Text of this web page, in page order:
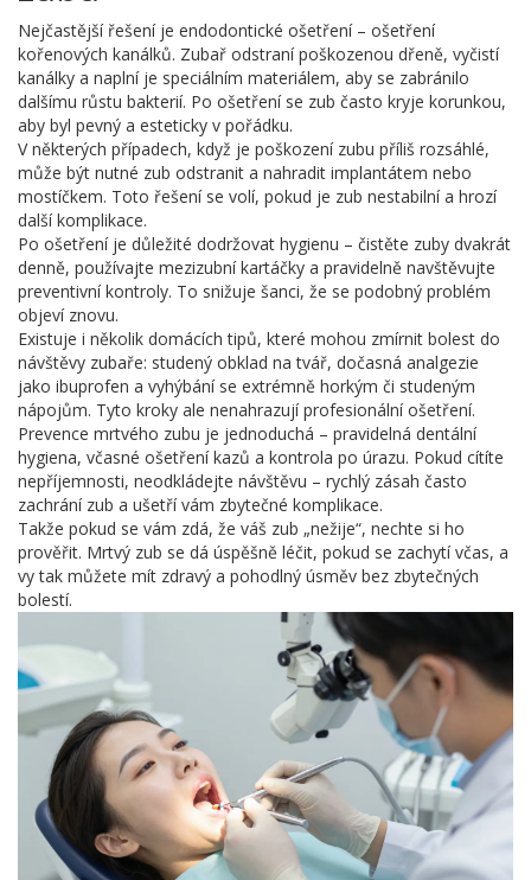
Nejčastější řešení je endodontické ošetření – ošetření
kořenových kanálků. Zubař odstraní poškozenou dřeně, vyčistí
kanálky a naplní je speciálním materiálem, aby se zabránilo
dalšímu růstu bakterií. Po ošetření se zub často kryje korunkou,
aby byl pevný a esteticky v pořádku.
V některých případech, když je poškození zubu příliš rozsáhlé,
může být nutné zub odstranit a nahradit implantátem nebo
mostíčkem. Toto řešení se volí, pokud je zub nestabilní a hrozí
další komplikace.
Po ošetření je důležité dodržovat hygienu – čistěte zuby dvakrát
denně, používajte mezizubní kartáčky a pravidelně navštěvujte
preventivní kontroly. To snižuje šanci, že se podobný problém
objeví znovu.
Existuje i několik domácích tipů, které mohou zmírnit bolest do
návštěvy zubaře: studený obklad na tvář, dočasná analgezie
jako ibuprofen a vyhýbání se extrémně horkým či studeným
nápojům. Tyto kroky ale nenahrazují profesionální ošetření.
Prevence mrtvého zubu je jednoduchá – pravidelná dentální
hygiena, včasné ošetření kazů a kontrola po úrazu. Pokud cítíte
nepříjemnosti, neodkládejte návštěvu – rychlý zásah často
zachrání zub a ušetří vám zbytečné komplikace.
Takže pokud se vám zdá, že váš zub „nežije“, nechte si ho
prověřit. Mrtvý zub se dá úspěšně léčit, pokud se zachytí včas, a
vy tak můžete mít zdravý a pohodlný úsměv bez zbytečných
bolestí.